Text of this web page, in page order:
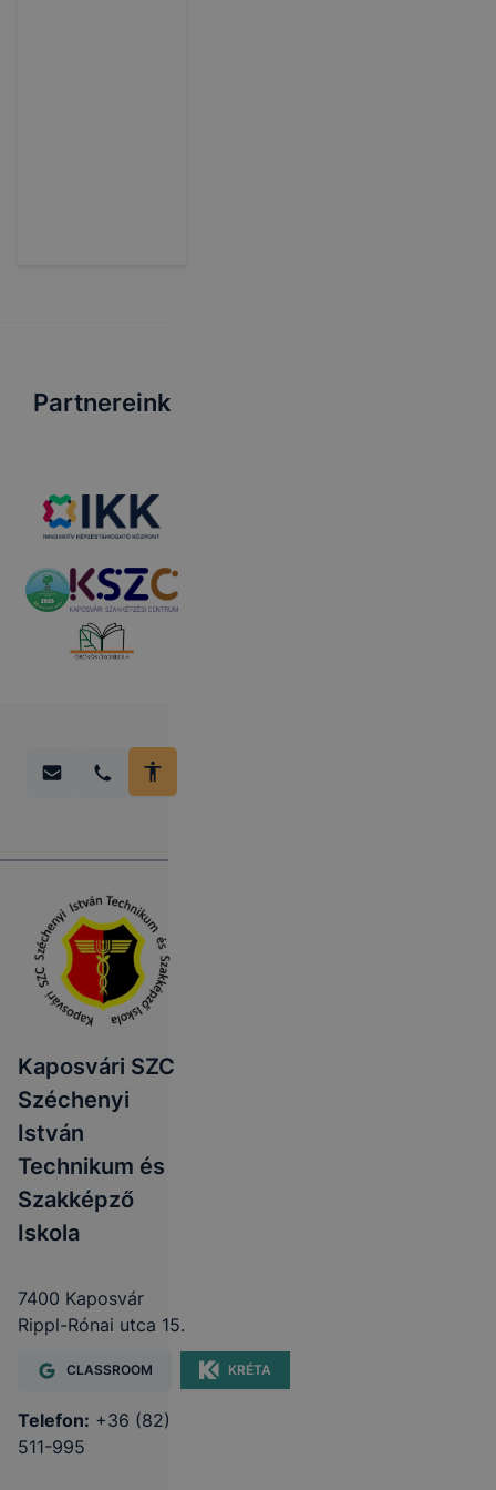
Partnereink
Kaposvári SZC
Széchenyi
István
Technikum és
Szakképző
Iskola
7400 Kaposvár
Rippl-Rónai utca 15.
CLASSROOM KRÉTA
Telefon: +36 (82)
511-995